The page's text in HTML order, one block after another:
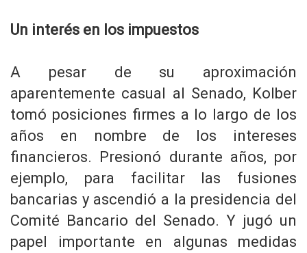
Un interés en los impuestos
A pesar de su aproximación
aparentemente casual al Senado, Kolber
tomó posiciones firmes a lo largo de los
años en nombre de los intereses
financieros. Presionó durante años, por
ejemplo, para facilitar las fusiones
bancarias y ascendió a la presidencia del
Comité Bancario del Senado. Y jugó un
papel importante en algunas medidas